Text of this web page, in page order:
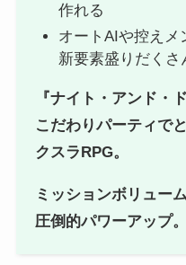
作れる
オートAIや控えメ
新要素盛りだくさ
『ナイト・アンド・
こだわりパーティで
クスラRPG。
ミッションボリュー
圧倒的パワーアップ。